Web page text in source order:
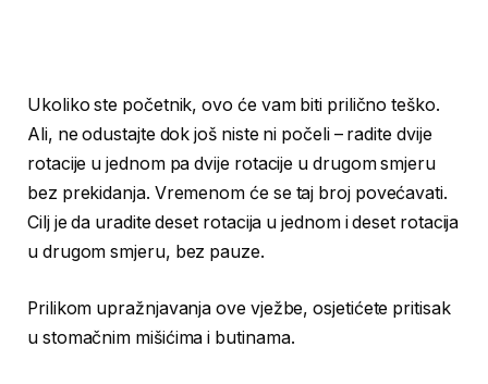
Ukoliko ste početnik, ovo će vam biti prilično teško.
Ali, ne odustajte dok još niste ni počeli – radite dvije
rotacije u jednom pa dvije rotacije u drugom smjeru
bez prekidanja. Vremenom će se taj broj povećavati.
Cilj je da uradite deset rotacija u jednom i deset rotacija
u drugom smjeru, bez pauze.
Prilikom upražnjavanja ove vježbe, osjetićete pritisak
u stomačnim mišićima i butinama.